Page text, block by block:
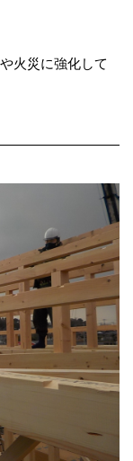
火災に強化して